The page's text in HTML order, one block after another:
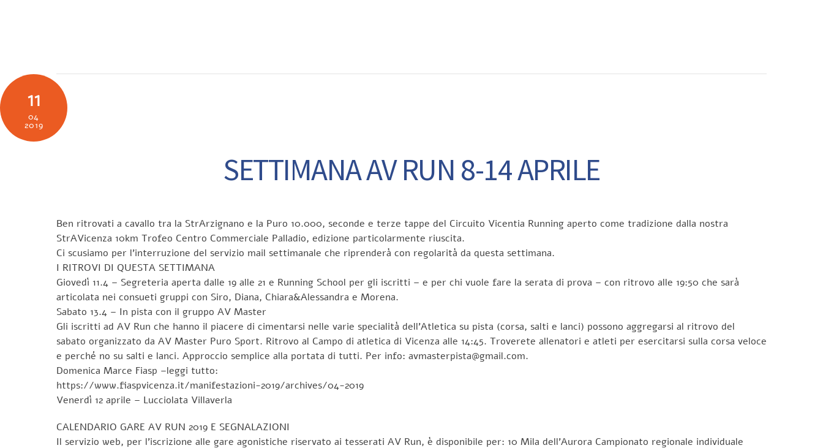
11
04
2019
SETTIMANA AV RUN 8-14 APRILE
Ben ritrovati a cavallo tra la StrArzignano e la Puro 10.000, seconde e terze tappe del Circuito Vicentia Running aperto come tradizione dalla nostra
StrAVicenza 10km Trofeo Centro Commerciale Palladio, edizione particolarmente riuscita.
Ci scusiamo per l’interruzione del servizio mail settimanale che riprenderà con regolarità da questa settimana.
I RITROVI DI QUESTA SETTIMANA
Giovedì 11.4 – Segreteria aperta dalle 19 alle 21 e Running School per gli iscritti – e per chi vuole fare la serata di prova – con ritrovo alle 19:50 che sarà
articolata nei consueti gruppi con Siro, Diana, Chiara&Alessandra e Morena.
Sabato 13.4 – In pista con il gruppo AV Master
Gli iscritti ad AV Run che hanno il piacere di cimentarsi nelle varie specialità dell’Atletica su pista (corsa, salti e lanci) possono aggregarsi al ritrovo del
sabato organizzato da AV Master Puro Sport. Ritrovo al Campo di atletica di Vicenza alle 14:45. Troverete allenatori e atleti per esercitarsi sulla corsa veloce
e perché no su salti e lanci. Approccio semplice alla portata di tutti. Per info: avmasterpista@gmail.com.
Domenica Marce Fiasp –leggi tutto:
https://www.fiaspvicenza.it/manifestazioni-2019/archives/04-2019
Venerdì 12 aprile – Lucciolata Villaverla
CALENDARIO GARE AV RUN 2019 E SEGNALAZIONI
Il servizio web, per l’iscrizione alle gare agonistiche riservato ai tesserati AV Run, è disponibile per: 10 Mila dell’Aurora Campionato regionale individuale